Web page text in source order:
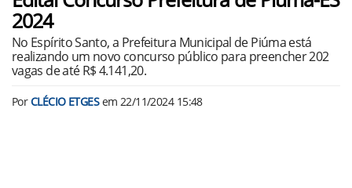
2024
No Espírito Santo, a Prefeitura Municipal de Piúma está
realizando um novo concurso público para preencher 202
vagas de até R$ 4.141,20.
PorCLÉCIO ETGESem 22/11/2024 15:48